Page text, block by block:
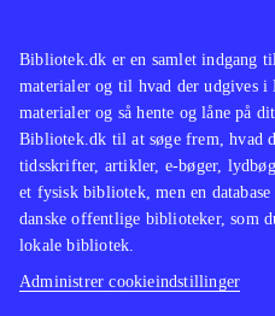
Bibliotek.dk er en samlet indgang
materialer og til hvad der udgives i
materialer og så hente og låne på
Bibliotek.dk til at søge frem, hvad
tidsskrifter, artikler, e-bøger,
et fysisk bibliotek, men en
danske offentlige biblioteker, som
lokale bibliotek.
Administrer cookieindstillinger